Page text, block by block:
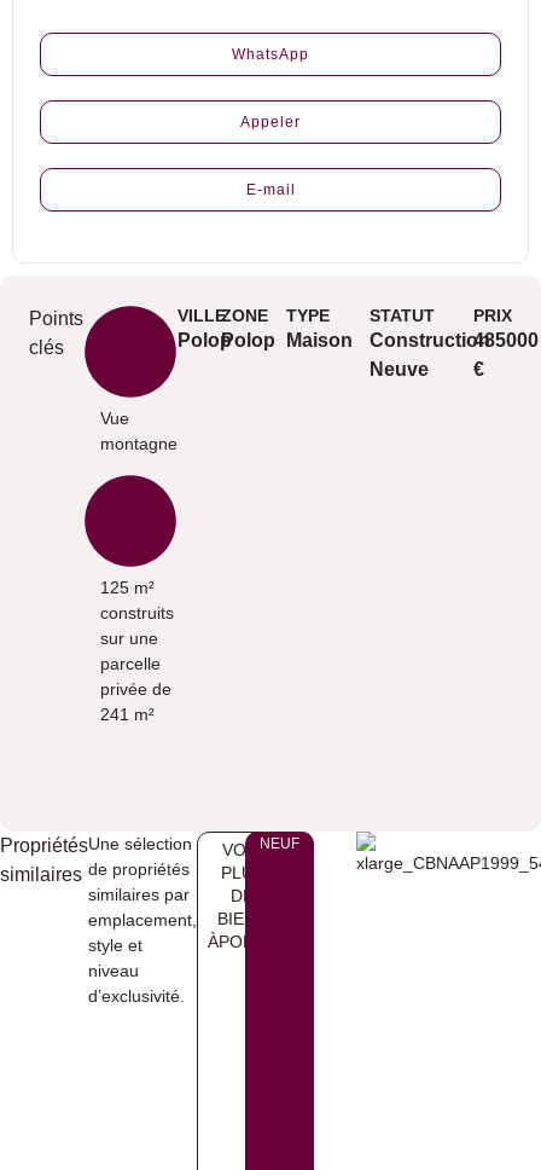
WhatsApp
Appeler
E-mail
Points
clés
Vue
montagne
125 m²
construits
sur une
parcelle
privée de
241 m²
VILLE
Polop
ZONE
Polop
TYPE
Maison
STATUT
Construction
Neuve
PRIX
485000
€
Propriétés
similaires
Une sélection
de propriétés
similaires par
emplacement,
style et
niveau
d’exclusivité.
VOIR
PLUS
DE
BIENS
ÀPOLOP
NEUF